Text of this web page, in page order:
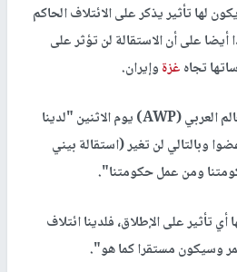
لها تأثير يذكر على الائتلاف الحاكم
أيضا على أن الاستقالة لن تؤثر على
تجاهغزةوإيران.
وقال بيسموت لوكالة أنباء العالم العربي (AWP) يوم الاثنين "لدينا
مستقر جدا يضم 64 عضوا وبالتالي لن تغير (استقالة بيني
ومن عمل حكومتنا".
تأثير على الإطلاق، فلدينا ائتلاف
وسيكون مستقرا كما هو".